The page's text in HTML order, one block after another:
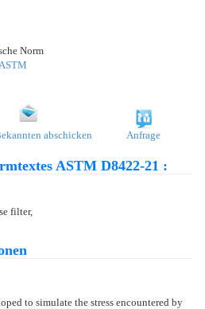
Norm
abschicken Anfrage
ASTM D8422-21 :
filter,
to simulate the stress encountered by